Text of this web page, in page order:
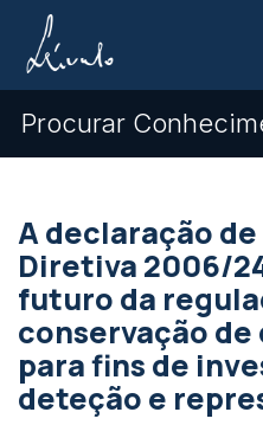
Procurar
A declaração
Diretiva 2006/
futuro da
conservação
para fins de
deteção e